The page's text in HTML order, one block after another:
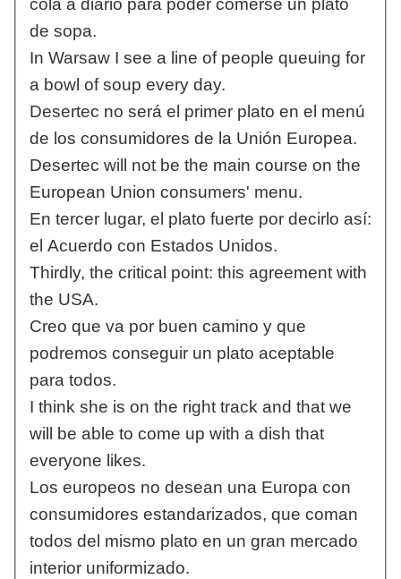
cola a diario para poder comerse un plato
de sopa.
In Warsaw I see a line of people queuing for
a bowl of soup every day.
Desertec no será el primer plato en el menú
de los consumidores de la Unión Europea.
Desertec will not be the main course on the
European Union consumers' menu.
En tercer lugar, el plato fuerte por decirlo así:
el Acuerdo con Estados Unidos.
Thirdly, the critical point: this agreement with
the USA.
Creo que va por buen camino y que
podremos conseguir un plato aceptable
para todos.
I think she is on the right track and that we
will be able to come up with a dish that
everyone likes.
Los europeos no desean una Europa con
consumidores estandarizados, que coman
todos del mismo plato en un gran mercado
interior uniformizado.